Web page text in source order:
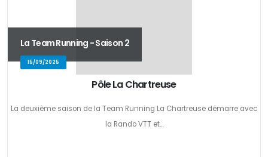
La Team Running - Saison 2
15/09/2025
Pôle La Chartreuse
La deuxième saison de la Team Running La Chartreuse démarre avec
la Rando VTT et...